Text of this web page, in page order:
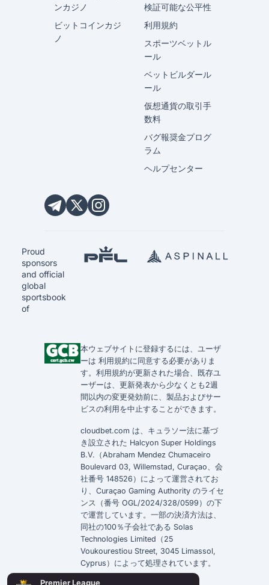
ンカジノ
ビットコインカジ
ノ
検証可能な公平性
利用規約
スポーツベットル
ール
ベットビルダール
ール
仮想通貨の取引手
数料
バグ報奨金プログ
ラム
ヘルプセンター
Proud
sponsors
and official
global
sportsbook
of
本ウェブサイトに登録するには、ユーザ
ーは 利用規約に同意する必要がありま
す。 利用規約が更新された場合、既存ユ
ーザーは、更新発表から少なくとも2週
間以内の変更発効前に、製品およびサー
ビスの利用を中止することができます。
cloudbet.com は、キュラソー法に基づ
き設立された Halcyon Super Holdings
B.V.（Abraham Mendez Chumaceiro
Boulevard 03, Willemstad, Curaçao、会
社番号 148526）によって運営されてお
り、Curaçao Gaming Authority のライセ
ンス（番号 OGL/2024/328/0599）の下
で運営しています。一部の決済方法は、
同社の100％子会社である Solas
Technologies Limited（25
Voukourestiou Street, 3045 Limassol,
Cyprus）によって処理されています。
Premier League